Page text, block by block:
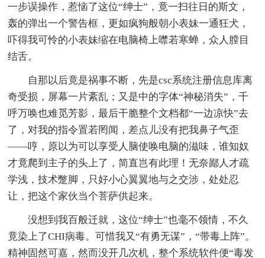
一步误操作，惹恼了这位“绅士”，竟一扫往日的斯文，
轰的弹出一个警告框，更如疯狗般朝小表妹一通狂犬，
吓得我可怜的小表妹缩在电脑椅上噤若寒蝉，众人膛目
结舌。
自那以后竟是祸事不断，先是csc系统注册信息库离
奇受损，屏幕一片紊乱；又是中的字体“神秘消失”，千
呼万唤也难觅芳影，最后干脆整个文档都“一边凉快”去
了，对我的指令置若罔闻，差点儿没有把我鼻子气歪
——哼，原以为可以享受人脑使唤电脑的滋味，谁知奴
才竟爬到主子的头上了，简直岂有此理！无奈鄙人才疏
学浅，技术蹩脚，只好小心翼翼地与之交涉，处处忍
让，把这个家伙当个菩萨供起来。
没想到我百般迁就，这位“绅士”也毫不领情，不久
竟染上了CHI病毒。可惜我又“有勇无谋”，“带毒上阵”。
精神固然可嘉，然而没开几次机，整个系统软件便“毒发